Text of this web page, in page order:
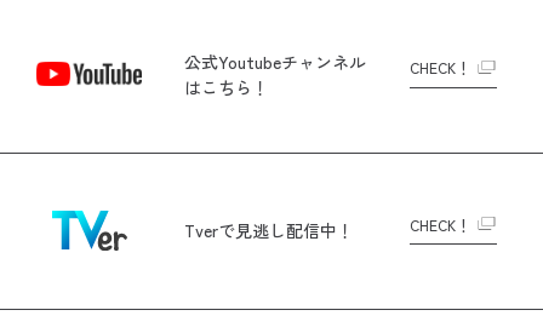
公式Youtubeチャンネル
はこちら！
CHECK！
Tverで見逃し配信中！ CHECK！